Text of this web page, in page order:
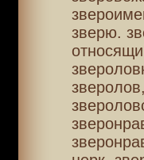
зверю.